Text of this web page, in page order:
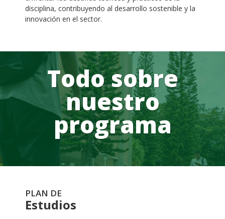
disciplina, contribuyendo al desarrollo sostenible y la
innovación en el sector.
Todo sobre
nuestro
programa
PLAN DE
Estudios